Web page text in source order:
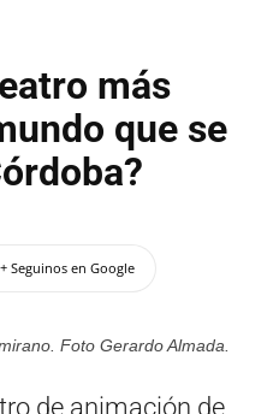
más
que se
+ Seguinos en Google
Foto Gerardo Almada.
de animación de